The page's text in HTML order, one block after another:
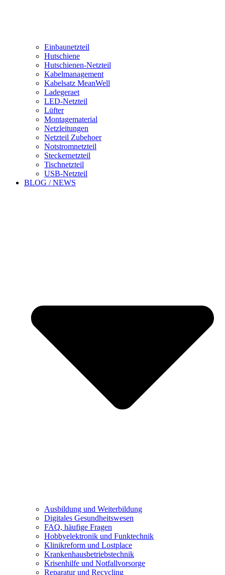
Einbaunetzteil
Hutschiene
Hutschienen-Netzteil
Kabelmanagement
Kabelsatz MeanWell
Ladegeraet
LED-Netzteil
Lüfter
Montagematerial
Netzleitungen
Netzteil Zubehoer
Notstromnetzteil
Steckernetzteil
Tischnetzteil
USB-Netzteil
BLOG / NEWS
Ausbildung und Weiterbildung
Digitales Gesundheitswesen
FAQ, häufige Fragen
Hobbyelektronik und Funktechnik
Klinikreform und Lostplace
Krankenhausbetriebstechnik
Krisenhilfe und Notfallvorsorge
Reparatur und Recycling